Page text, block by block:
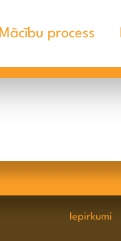
Mācību process
Iepirkumi